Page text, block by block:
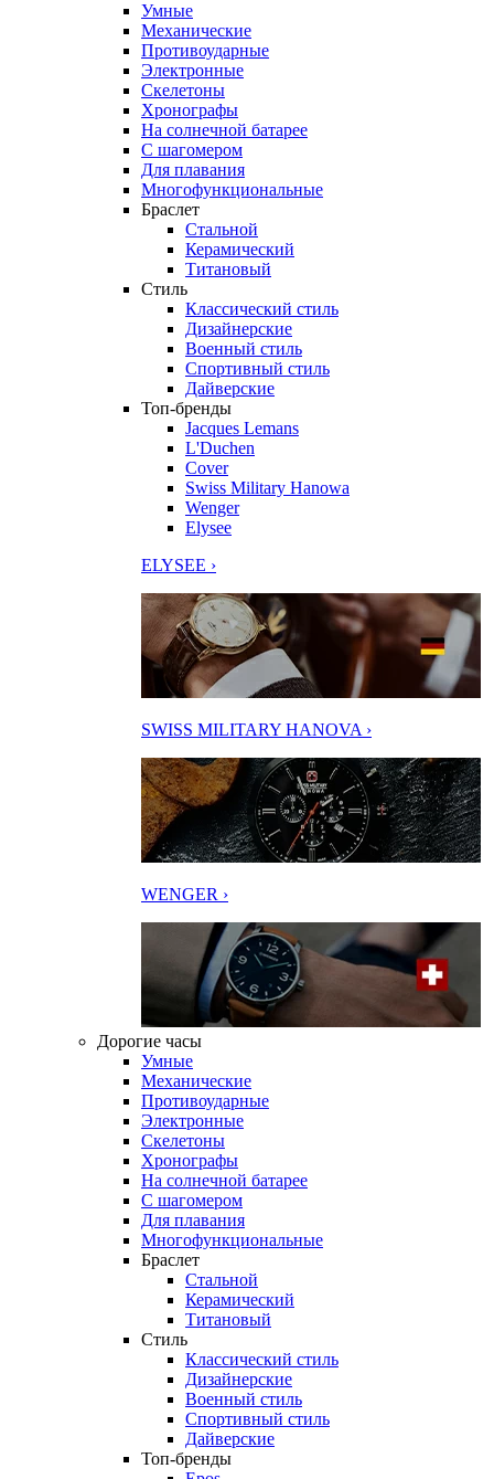
Умные
Механические
Противоударные
Электронные
Скелетоны
Хронографы
На солнечной батарее
С шагомером
Для плавания
Многофункциональные
Браслет
Стальной
Керамический
Титановый
Стиль
Классический стиль
Дизайнерские
Военный стиль
Спортивный стиль
Дайверские
Топ-бренды
Jacques Lemans
L'Duchen
Cover
Swiss Military Hanowa
Wenger
Elysee
ELYSEE ›
SWISS MILITARY HANOVA ›
WENGER ›
Дорогие часы
Умные
Механические
Противоударные
Электронные
Скелетоны
Хронографы
На солнечной батарее
С шагомером
Для плавания
Многофункциональные
Браслет
Стальной
Керамический
Титановый
Стиль
Классический стиль
Дизайнерские
Военный стиль
Спортивный стиль
Дайверские
Топ-бренды